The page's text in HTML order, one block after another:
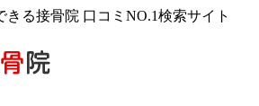
る接骨院 口コミNO.1検索サイト